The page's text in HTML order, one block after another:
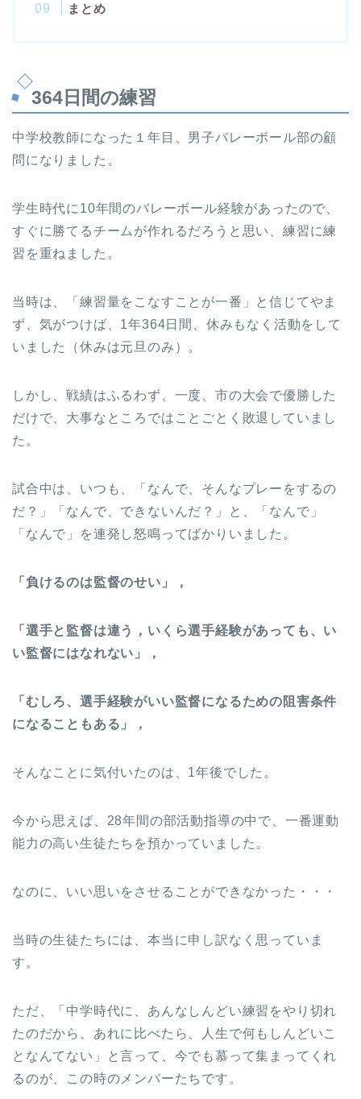
まとめ
364日間の練習
中学校教師になった１年目、男子バレーボール部の顧
問になりました。
学生時代に10年間のバレーボール経験があったので、
すぐに勝てるチームが作れるだろうと思い、練習に練
習を重ねました。
当時は、「練習量をこなすことが一番」と信じてやま
ず、気がつけば、1年364日間、休みもなく活動をして
いました（休みは元旦のみ）。
しかし、戦績はふるわず、一度、市の大会で優勝した
だけで、大事なところではことごとく敗退していまし
た。
試合中は、いつも、「なんで、そんなプレーをするの
だ？」「なんで、できないんだ？」と、「なんで」
「なんで」を連発し怒鳴ってばかりいました。
「負けるのは監督のせい」，
「選手と監督は違う，いくら選手経験があっても、い
い監督にはなれない」，
「むしろ、選手経験がいい監督になるための阻害条件
になることもある」，
そんなことに気付いたのは、1年後でした。
今から思えば、28年間の部活動指導の中で、一番運動
能力の高い生徒たちを預かっていました。
なのに、いい思いをさせることができなかった・・・
当時の生徒たちには、本当に申し訳なく思っていま
す。
ただ、「中学時代に、あんなしんどい練習をやり切れ
たのだから、あれに比べたら、人生で何もしんどいこ
となんてない」と言って、今でも慕って集まってくれ
るのが、この時のメンバーたちです。